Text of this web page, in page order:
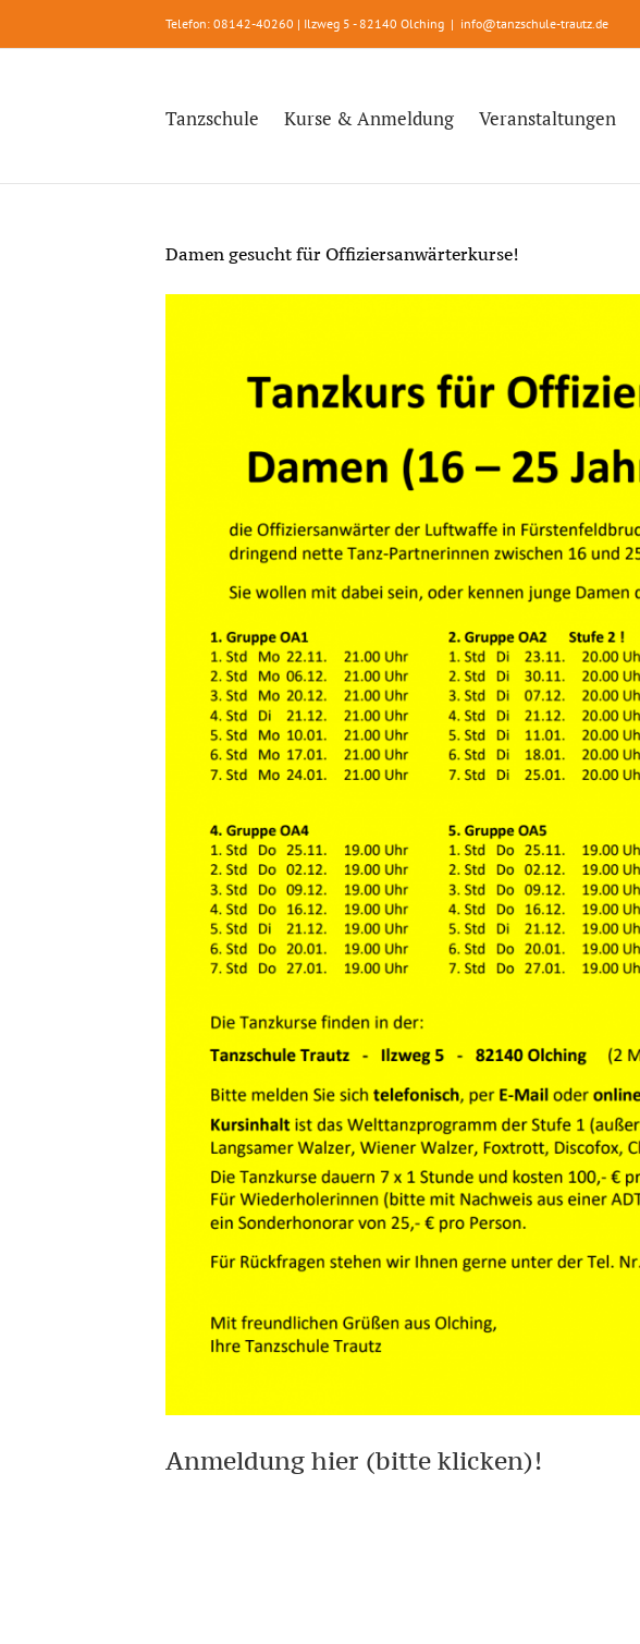
Telefon: 08142-40260 | Ilzweg 5 - 82140 Olching | info@tanzschule-trautz.de
Tanzschule Kurse & Anmeldung Veranstaltungen
Damen gesucht für Offiziersanwärterkurse!
Anmeldung hier (bitte klicken)!